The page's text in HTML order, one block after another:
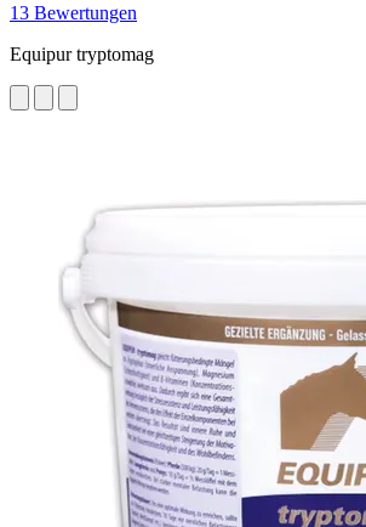
13 Bewertungen
Equipur tryptomag